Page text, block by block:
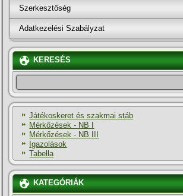
Szerkesztőség
Adatkezelési Szabályzat
KERESÉS
Játékoskeret és szakmai stáb
Mérkőzések - NB I
Mérkőzések - NB III
Igazolások
Tabella
KATEGÓRIÁK